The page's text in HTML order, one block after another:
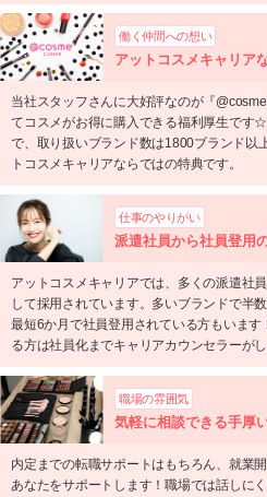
働く仲間への想い
アットコスメキャリア
当社スタッフさんに大好評なのが『
てコスメがお得に購入できる福利厚生です
で、取り扱いブランド数は1800ブランド以
トコスメキャリアならではの特典です。
仕事のやりがい
派遣社員から社員登用
アットコスメキャリアでは、多くの派遣社
して採用されています。多いブランドで半
最短6か月で社員登用されている方もいま
る方は社員化までキャリアカウンセラーが
職場の雰囲気
気軽に相談できる手厚
内定までの転職サポートはもちろん、就業
あなたをサポートします！職場では話しに